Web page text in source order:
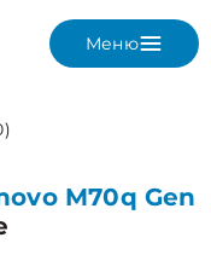
Меню
M70q Gen